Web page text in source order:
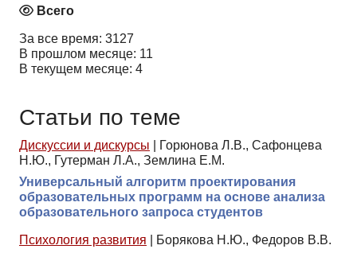
Всего
За все время: 3127
В прошлом месяце: 11
В текущем месяце: 4
Статьи по теме
Дискуссии и дискурсы
Горюнова Л.В., Сафонцева
Н.Ю., Гутерман Л.А., Землина Е.М.
Универсальный алгоритм проектирования
образовательных программ на основе анализа
образовательного запроса студентов
Психология развития
Борякова Н.Ю., Федоров В.В.